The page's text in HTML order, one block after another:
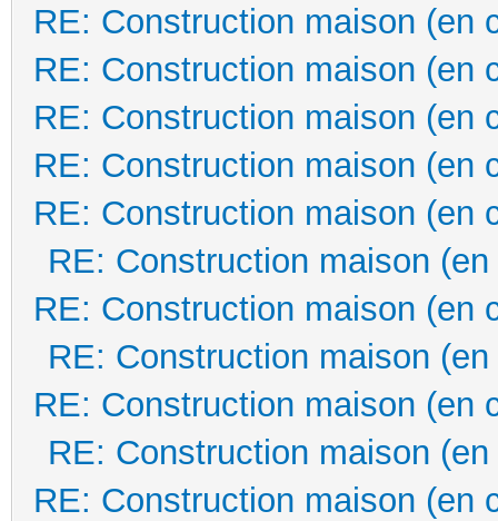
RE: Construction maison (en
RE: Construction maison (en
RE: Construction maison (en
RE: Construction maison (en
RE: Construction maison (en
RE: Construction maison
RE: Construction maison (en
RE: Construction maison
RE: Construction maison (en
RE: Construction maison
RE: Construction maison (en